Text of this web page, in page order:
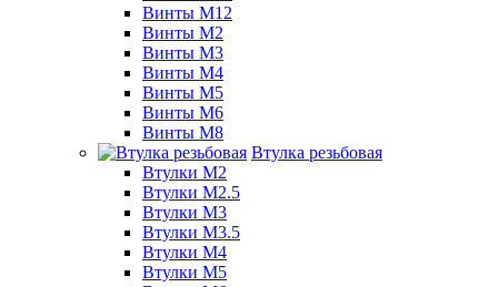
Винты М12
Винты М2
Винты М3
Винты М4
Винты М5
Винты М6
Винты М8
Втулка резьбовая
Втулки М2
Втулки М2.5
Втулки М3
Втулки М3.5
Втулки М4
Втулки М5